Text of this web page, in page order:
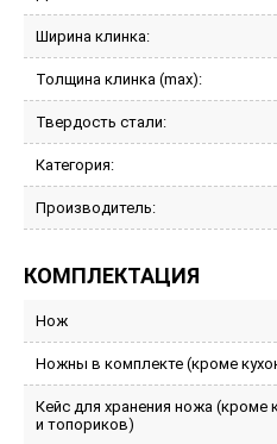
Ширина клинка:
Толщина клинка (max):
Твердость стали:
Категория:
Производитель:
КОМПЛЕКТАЦИЯ
Нож
Ножны в комплекте (кроме
Кейс для хранения ножа (кроме
и топориков)